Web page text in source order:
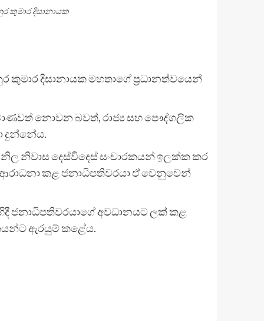
කුමාර දිසානායක
කුමාර දිසානායක මහතාගේ ප්‍රධානත්වයෙන්
නොවන බවත්, රාජ්‍ය සහ පෞද්ගලික
දුන්නේය.
නිවාස දෙස්විදෙස් සංචාරකයන් ඉලක්ක කර
කළ ජනාධිපතිවරයා ඒ වෙනුවෙන්
ජනාධිපතිවරයාගේ අවධානයට ලක් කළ
ඇරයුම් කළේය.